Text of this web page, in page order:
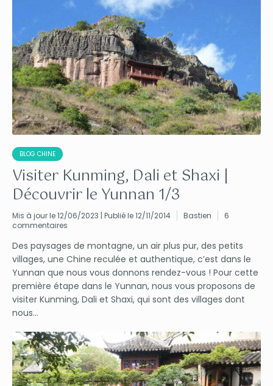
BLOG CHINE
Visiter Kunming, Dali et Shaxi |
Découvrir le Yunnan 1/3
Mis à jour le 12/06/2023 | Publié le 12/11/2014 Bastien
6
commentaires
Des paysages de montagne, un air plus pur, des petits
villages, une Chine reculée et authentique, c’est dans le
Yunnan que nous vous donnons rendez-vous ! Pour cette
première étape dans le Yunnan, nous vous proposons de
visiter Kunming, Dali et Shaxi, qui sont des villages dont
nous...